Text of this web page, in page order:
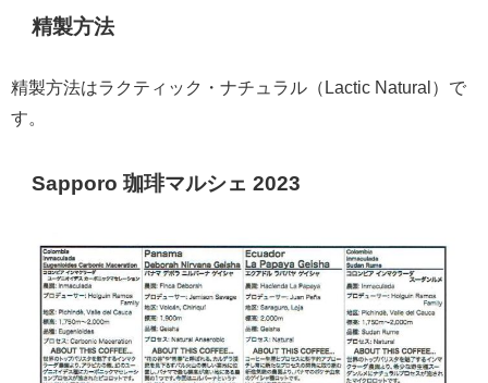
精製方法
精製方法はラクティック・ナチュラル（Lactic Natural）で
す。
Sapporo 珈琲マルシェ 2023